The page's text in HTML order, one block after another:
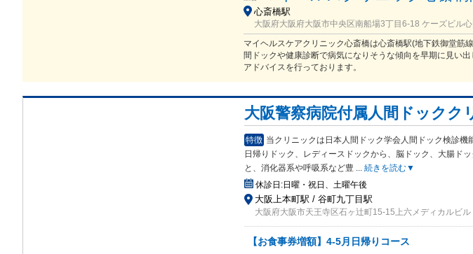
心斎橋駅
大阪府大阪府大阪市中央区南船場3丁目6-18 ケーズビル
マイヘルスケアクリニック心斎橋は心斎橋駅(地下鉄御堂筋
間ドックや健康診断で病気になりそうな傾向を早期に見い
アドバイスを行っております。
大阪警察病院付属人間ドックク
特徴 当クリニックは日本人間ドック学会人間ドック検診機
日帰りドック、レディースドッ クから、脳ドック、大腸ド
と、消化器系や呼吸系など豊 ... 続きを読む▼
休診日:日曜・祝日、土曜午後
大阪上本町駅 / 谷町九丁目駅
大阪府大阪市天王寺区石ヶ辻町15-15上六メディカルビル
【お食事券増額】4-5月日帰りコース